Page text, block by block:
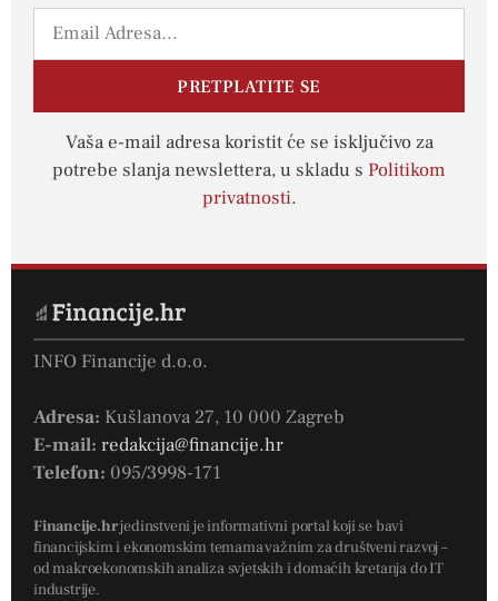
PRETPLATITE SE
Vaša e-mail adresa koristit će se isključivo za
potrebe slanja newslettera, u skladu s Politikom
privatnosti.
INFO Financije d.o.o.
Adresa: Kušlanova 27, 10 000 Zagreb
E-mail: redakcija@financije.hr
Telefon: 095/3998-171
Financije.hrjedinstveni je informativni portal koji se bavi
financijskim i ekonomskim temama važnim za društveni razvoj –
od makroekonomskih analiza svjetskih i domaćih kretanja do IT
industrije.